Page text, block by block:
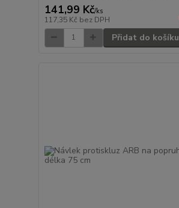
141,99 Kč/ks
117,35 Kč bez DPH
Přidat do košíku